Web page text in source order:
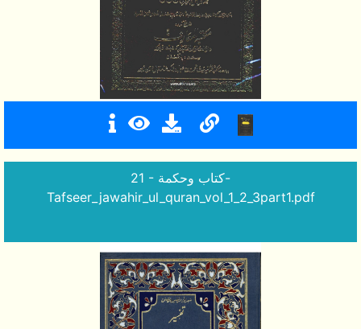
21 - كتاب وحكمة-
Tafseer_jawahir_ul_quran_vol_1_2_3part1.pdf